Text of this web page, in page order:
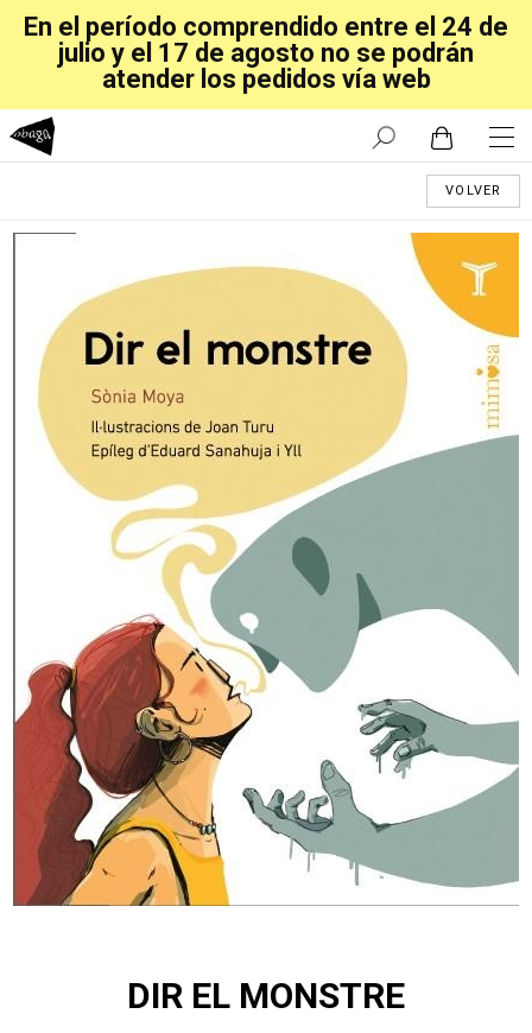
En el período comprendido entre el 24 de
julio y el 17 de agosto no se podrán
atender los pedidos vía web
VOLVER
DIR EL MONSTRE